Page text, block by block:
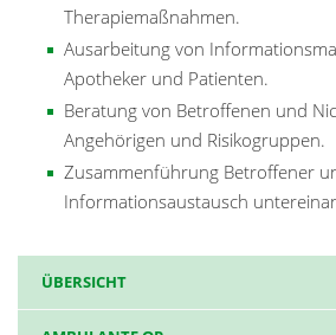
Therapiemaßnahmen.
Ausarbeitung von
Apotheker und Patienten.
Beratung von Betroffenen und
Angehörigen und Risikogruppen.
Zusammenführung Betroffener
Informationsaustausch
ÜBERSICHT